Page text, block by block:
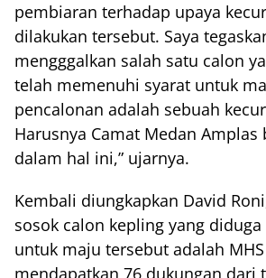
pembiaran terhadap upaya
dilakukan tersebut. Saya
mengggalkan salah satu calon
telah memenuhi syarat untuk
pencalonan adalah sebuah
Harusnya Camat Medan Amplas
dalam hal ini,” ujarnya.
Kembali diungkapkan David
sosok calon kepling yang
untuk maju tersebut adalah